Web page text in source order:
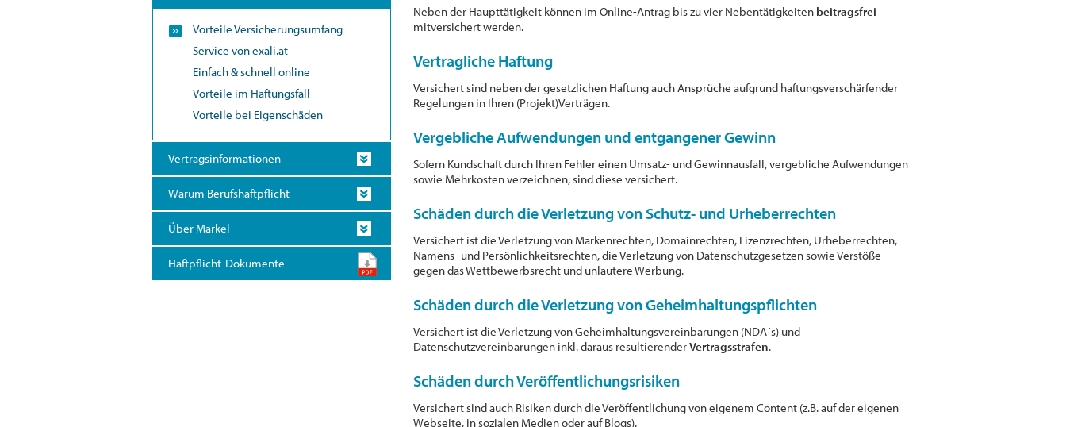
Vorteile Versicherungsumfang
Service von exali.at
Einfach & schnell online
Vorteile im Haftungsfall
Vorteile bei Eigenschäden
Vertragsinformationen
Warum Berufshaftpflicht
Über Markel
Haftpflicht-Dokumente
Neben der Haupttätigkeit können im Online-Antrag bis zu vier Nebentätigkeiten beitragsfrei
mitversichert werden.
Vertragliche Haftung
Versichert sind neben der gesetzlichen Haftung auch Ansprüche aufgrund haftungsverschärfender
Regelungen in Ihren (Projekt)Verträgen.
Vergebliche Aufwendungen und entgangener Gewinn
Sofern Kundschaft durch Ihren Fehler einen Umsatz- und Gewinnausfall, vergebliche Aufwendungen
sowie Mehrkosten verzeichnen, sind diese versichert.
Schäden durch die Verletzung von Schutz- und Urheberrechten
Versichert ist die Verletzung von Markenrechten, Domainrechten, Lizenzrechten, Urheberrechten,
Namens- und Persönlichkeitsrechten, die Verletzung von Datenschutzgesetzen sowie Verstöße
gegen das Wettbewerbsrecht und unlautere Werbung.
Schäden durch die Verletzung von Geheimhaltungspflichten
Versichert ist die Verletzung von Geheimhaltungsvereinbarungen (NDA´s) und
Datenschutzvereinbarungen inkl. daraus resultierenderVertragsstrafen.
Schäden durch Veröffentlichungsrisiken
Versichert sind auch Risiken durch die Veröffentlichung von eigenem Content (z.B. auf der eigenen
Webseite, in sozialen Medien oder auf Blogs).